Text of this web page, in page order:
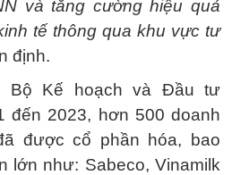
và tăng cường hiệu quả
tế thông qua khu vực tư
định.
Bộ Kế hoạch và Đầu tư
đến 2023, hơn 500 doanh
được cổ phần hóa, bao
lớn như: Sabeco, Vinamilk